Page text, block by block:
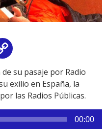
Link
su pasaje por Radio
exilio en España, la
las Radios Públicas.
00:00